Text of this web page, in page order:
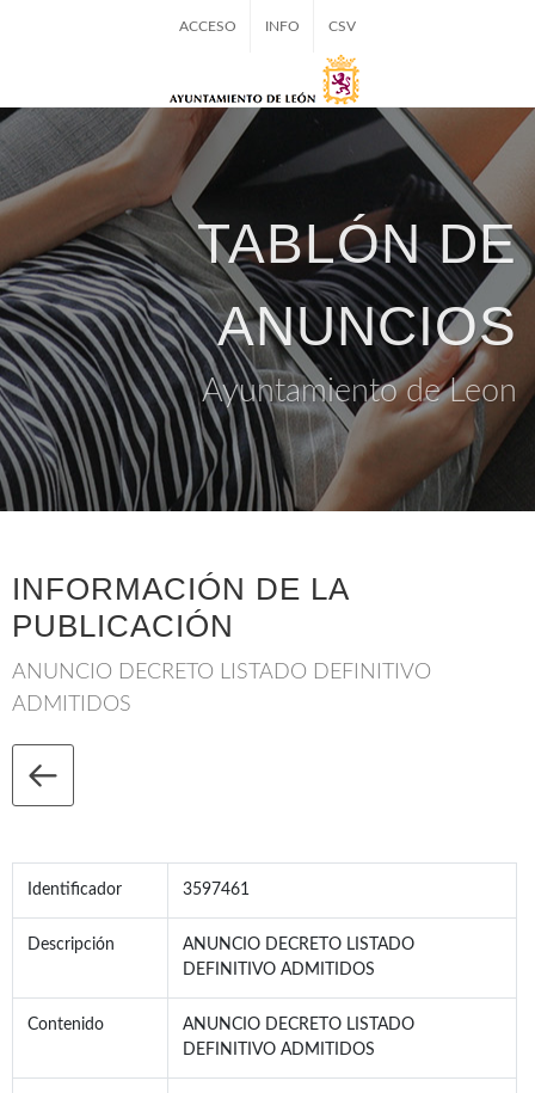
ACCESO INFO CSV
TABLÓN DE
ANUNCIOS
Ayuntamiento de Leon
INFORMACIÓN DE LA
PUBLICACIÓN
ANUNCIO DECRETO LISTADO DEFINITIVO
ADMITIDOS
Identificador 3597461
Descripción
ANUNCIO DECRETO LISTADO
DEFINITIVO ADMITIDOS
Contenido
ANUNCIO DECRETO LISTADO
DEFINITIVO ADMITIDOS